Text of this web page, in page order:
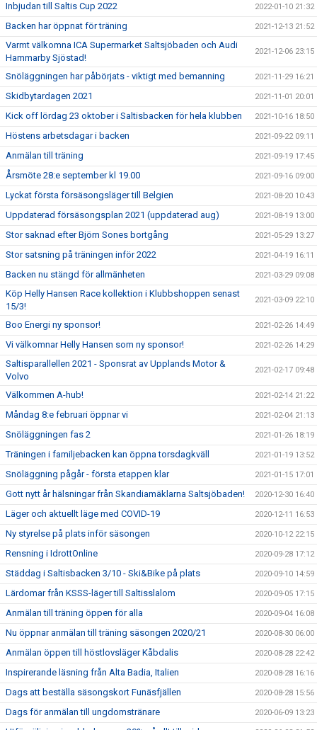
Inbjudan till Saltis Cup 2022 2022-01-10 21:32
Backen har öppnat för träning 2021-12-13 21:52
Varmt välkomna ICA Supermarket Saltsjöbaden och Audi
Hammarby Sjöstad!
2021-12-06 23:15
Snöläggningen har påbörjats - viktigt med bemanning 2021-11-29 16:21
Skidbytardagen 2021 2021-11-01 20:01
Kick off lördag 23 oktober i Saltisbacken för hela klubben 2021-10-16 18:50
Höstens arbetsdagar i backen 2021-09-22 09:11
Anmälan till träning 2021-09-19 17:45
Årsmöte 28:e september kl 19.00 2021-09-16 09:00
Lyckat första försäsongsläger till Belgien 2021-08-20 10:43
Uppdaterad försäsongsplan 2021 (uppdaterad aug) 2021-08-19 13:00
Stor saknad efter Björn Sones bortgång 2021-05-29 13:27
Stor satsning på träningen inför 2022 2021-04-19 16:11
Backen nu stängd för allmänheten 2021-03-29 09:08
Köp Helly Hansen Race kollektion i Klubbshoppen senast
15/3!
2021-03-09 22:10
Boo Energi ny sponsor! 2021-02-26 14:49
Vi välkomnar Helly Hansen som ny sponsor! 2021-02-26 14:29
Saltisparallellen 2021 - Sponsrat av Upplands Motor &
Volvo
2021-02-17 09:48
Välkommen A-hub! 2021-02-14 21:22
Måndag 8:e februari öppnar vi 2021-02-04 21:13
Snöläggningen fas 2 2021-01-26 18:19
Träningen i familjebacken kan öppna torsdagkväll 2021-01-19 13:52
Snöläggning pågår - första etappen klar 2021-01-15 17:01
Gott nytt år hälsningar från Skandiamäklarna Saltsjöbaden! 2020-12-30 16:40
Läger och aktuellt läge med COVID-19 2020-12-11 16:53
Ny styrelse på plats inför säsongen 2020-10-12 22:15
Rensning i IdrottOnline 2020-09-28 17:12
Städdag i Saltisbacken 3/10 - Ski&Bike på plats 2020-09-10 14:59
Lärdomar från KSSS-läger till Saltisslalom 2020-09-05 17:15
Anmälan till träning öppen för alla 2020-09-04 16:08
Nu öppnar anmälan till träning säsongen 2020/21 2020-08-30 06:00
Anmälan öppen till höstlovsläger Kåbdalis 2020-08-28 22:42
Inspirerande läsning från Alta Badia, Italien 2020-08-28 16:16
Dags att beställa säsongskort Funäsfjällen 2020-08-28 15:56
Dags för anmälan till ungdomstränare 2020-06-09 13:23